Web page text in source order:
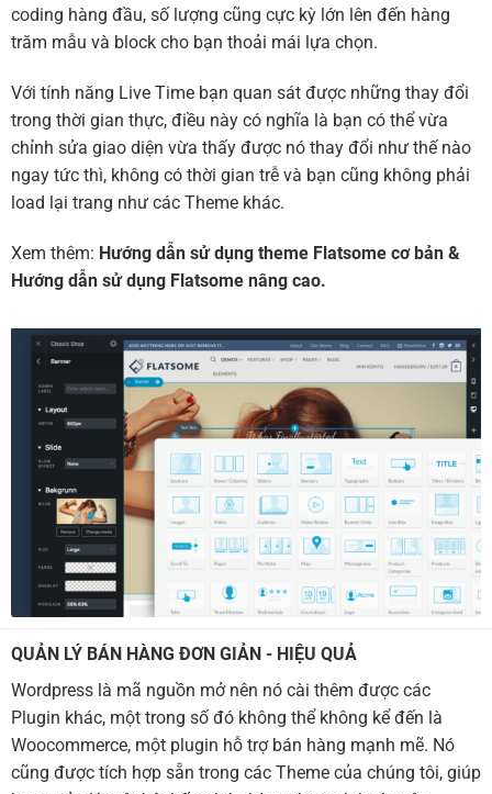
coding hàng đầu, số lượng cũng cực kỳ lớn lên đến hàng
trăm mẫu và block cho bạn thoải mái lựa chọn.
Với tính năng Live Time bạn quan sát được những thay đổi
trong thời gian thực, điều này có nghĩa là bạn có thể vừa
chỉnh sửa giao diện vừa thấy được nó thay đổi như thế nào
ngay tức thì, không có thời gian trễ và bạn cũng không phải
load lại trang như các Theme khác.
Xem thêm: Hướng dẫn sử dụng theme Flatsome cơ bản &
Hướng dẫn sử dụng Flatsome nâng cao.
QUẢN LÝ BÁN HÀNG ĐƠN GIẢN - HIỆU QUẢ
Wordpress là mã nguồn mở nên nó cài thêm được các
Plugin khác, một trong số đó không thể không kể đến là
Woocommerce, một plugin hỗ trợ bán hàng mạnh mẽ. Nó
cũng được tích hợp sẵn trong các Theme của chúng tôi, giúp